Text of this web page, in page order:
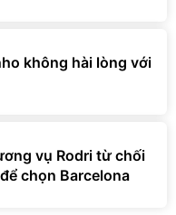
không hài lòng với
vụ Rodri từ chối
chọn Barcelona